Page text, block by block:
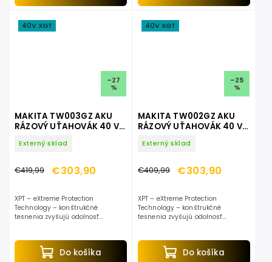
40V XGT
–27
%
MAKITA TW003GZ AKU
RÁZOVÝ UŤAHOVÁK 40 V
Externý sklad
€419,99 €303,90
Do košíka
XPT – eXtreme Protection
Technology – konštrukčné
tesnenia zvyšujú odolnosť
svetlo – Integrované LED
pracovné...
40V XGT
–25
%
MAKITA TW002GZ AKU
RÁZOVÝ UŤAHOVÁK 40 V
Externý sklad
€409,99 €303,90
Do košíka
XPT – eXtreme Protection
Technology – konštrukčné
tesnenia zvyšujú odolnosť
svetlo – Integrované LED
pracovné...